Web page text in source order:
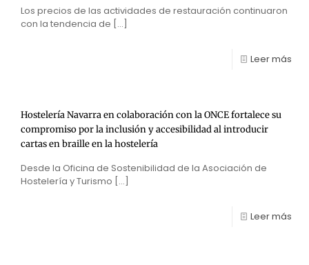
Los precios de las actividades de restauración continuaron
con la tendencia de […]
Leer más
Hostelería Navarra en colaboración con la ONCE fortalece su
compromiso por la inclusión y accesibilidad al introducir
cartas en braille en la hostelería
Desde la Oficina de Sostenibilidad de la Asociación de
Hostelería y Turismo […]
Leer más